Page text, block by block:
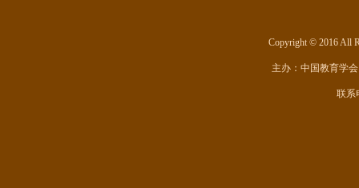
Copyright © 2016 All
主办： 中国教育学
联系